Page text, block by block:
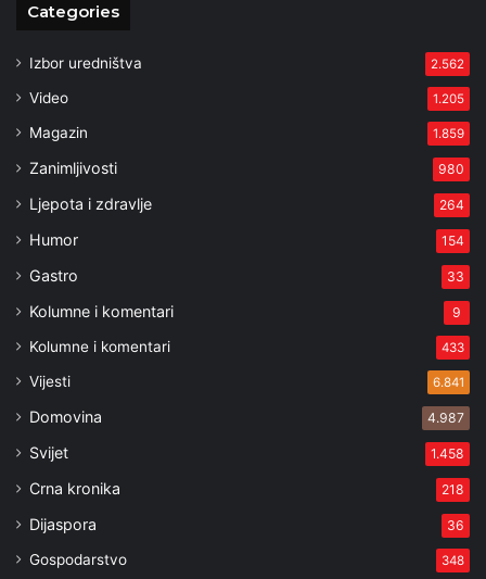
Categories
Izbor uredništva 2.562
Video 1.205
Magazin 1.859
Zanimljivosti 980
Ljepota i zdravlje 264
Humor 154
Gastro 33
Kolumne i komentari 9
Kolumne i komentari 433
Vijesti 6.841
Domovina 4.987
Svijet 1.458
Crna kronika 218
Dijaspora 36
Gospodarstvo 348